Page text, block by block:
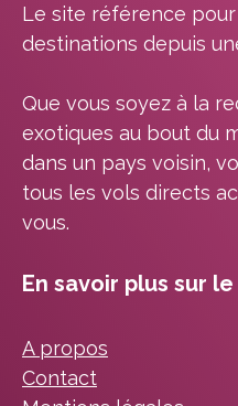
Le site référence
destinations depuis
Que vous soyez à la
exotiques au bout du
dans un pays voisin,
tous les vols directs
vous.
En savoir plus sur
A propos
Contact